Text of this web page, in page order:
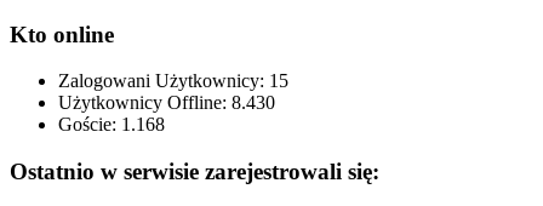
Kto online
Zalogowani Użytkownicy: 15
Użytkownicy Offline: 8.430
Goście: 1.168
Ostatnio w serwisie zarejestrowali się: